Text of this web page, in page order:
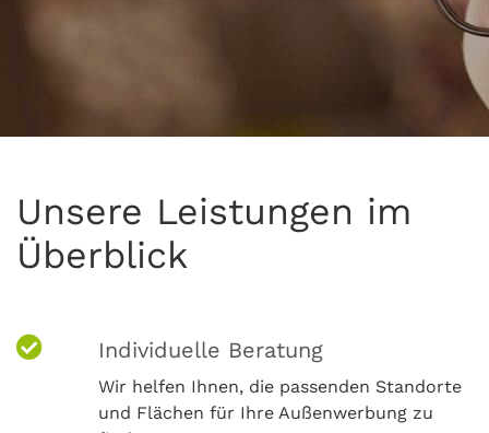
Unsere Leistungen im
Überblick
Individuelle Beratung
Wir helfen Ihnen, die passenden Standorte
und Flächen für Ihre Außenwerbung zu